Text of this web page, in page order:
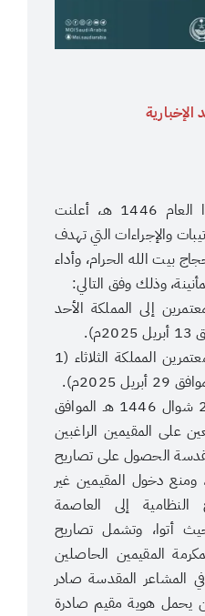
استعدادًا لموسم حج هذا العام 1446 هـ، أعلنت
والإجراءات التي تهدف
بيت الله الحرام، وأداء
وذلك وفق التالي:
إلى المملكة الأحد
ثانيًا: آخر موعد لمغادرة المعتمرين المملكة الثلاثاء (1
ثالثًا: ابتداءً من الأربعاء (25 شوال 1446 هـ الموافق
م)، سيتعين على المقيمين الراغبين
الحصول على تصاريح
دخول المقيمين غير
إلى العاصمة
أتوا، وتشمل تصاريح
المقيمين الحاصلين
المشاعر المقدسة صادر
يحمل هوية مقيم صادرة